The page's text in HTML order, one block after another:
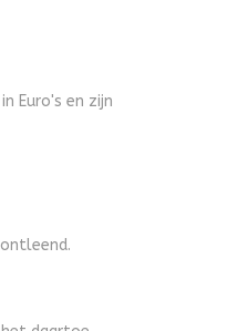
Euro's en zijn